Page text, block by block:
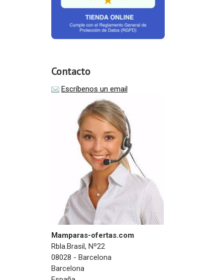
Contacto
Escríbenos un email
Mamparas-ofertas.com
Rbla.Brasil, Nº22
08028 - Barcelona
Barcelona